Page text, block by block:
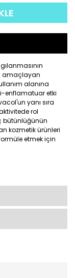
amaçlayan
alanına
enflamatuar etki
yanı sıra
rol
bütünlüğünün
kozmetik ürünleri
etmek için